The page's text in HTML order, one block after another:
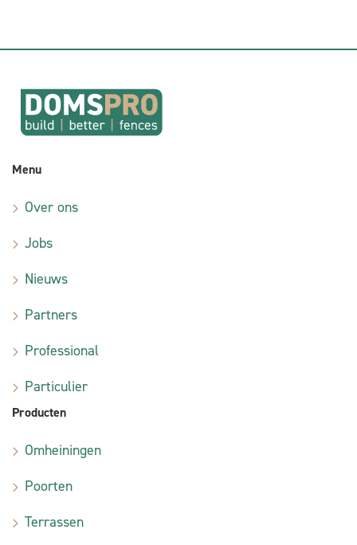
Menu
Over ons
Jobs
Nieuws
Partners
Professional
Particulier
Producten
Omheiningen
Poorten
Terrassen